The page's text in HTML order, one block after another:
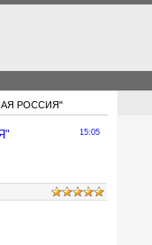
РОССИЯ"
15:05